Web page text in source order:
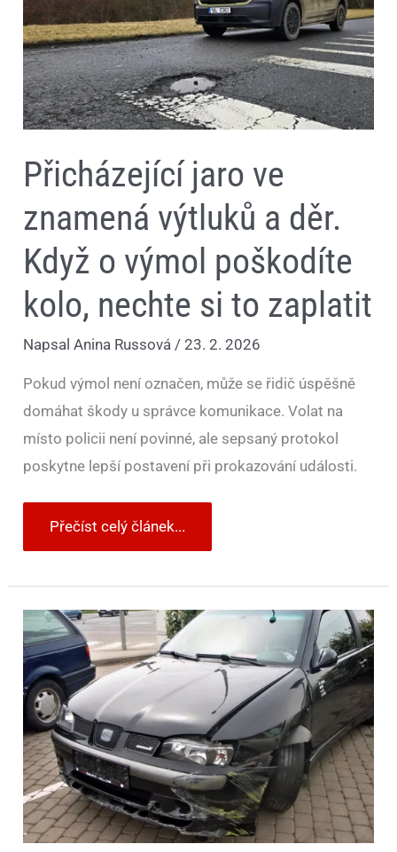
Přicházející jaro ve
znamená výtluků a děr.
Když o výmol poškodíte
kolo, nechte si to zaplatit
NapsalAnina Russová /23. 2. 2026
Pokud výmol není označen, může se řidič úspěšně
domáhat škody u správce komunikace. Volat na
místo policii není povinné, ale sepsaný protokol
poskytne lepší postavení při prokazování události.
a
děr.
Když
o
výmol
poškodíte
kolo,
nechte
si
zaplatit
Přečíst celý článek...
Po
velké
nehodě
se
častěji
vyplatí
řešit
s
pojišťovnou
totální
škodu
než
auto
opravovat.
A
je